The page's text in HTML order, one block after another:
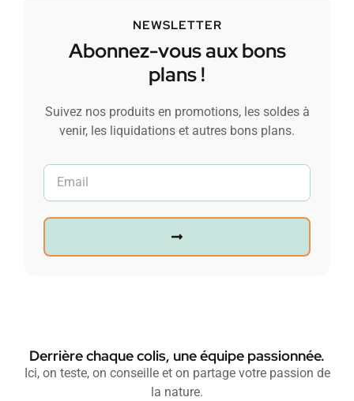
NEWSLETTER
Abonnez-vous aux bons
plans !
Suivez nos produits en promotions, les soldes à
venir, les liquidations et autres bons plans.
Derrière chaque colis, une équipe passionnée.
Ici, on teste, on conseille et on partage votre passion de
la nature.